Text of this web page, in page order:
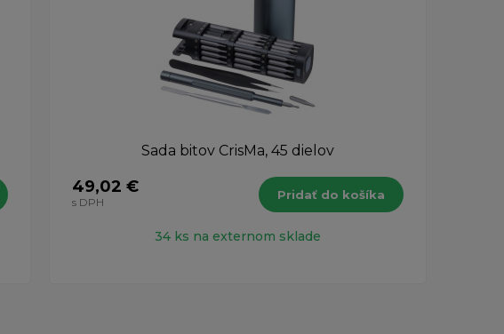
Sada bitov CrisMa, 45 dielov
49,02 €
s DPH
Pridať do košíka
34 ks na externom sklade